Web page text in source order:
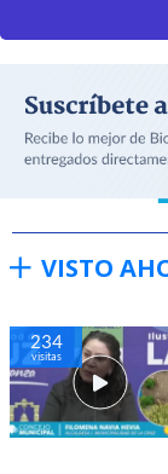
VISTO
234
visitas